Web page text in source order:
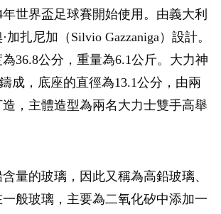
世界盃足球賽開始使用。由義大利
加扎尼加（Silvio Gazzaniga）設計。
36.8公分，重量為6.1公斤。大力神
成，底座的直徑為13.1公分，由兩
，主體造型為兩名大力士雙手高舉
量的玻璃，因此又稱為高鉛玻璃、
般玻璃，主要為二氧化矽中添加一